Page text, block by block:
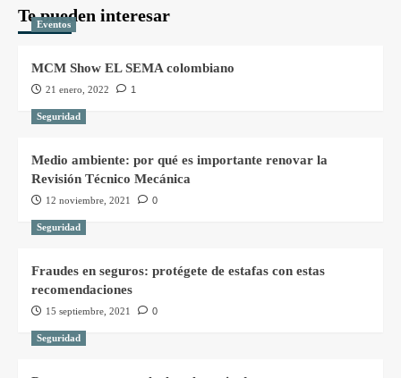
Te pueden interesar
Eventos
MCM Show EL SEMA colombiano
21 enero, 2022 1
Seguridad
Medio ambiente: por qué es importante renovar la
Revisión Técnico Mecánica
12 noviembre, 2021 0
Seguridad
Fraudes en seguros: protégete de estafas con estas
recomendaciones
15 septiembre, 2021 0
Seguridad